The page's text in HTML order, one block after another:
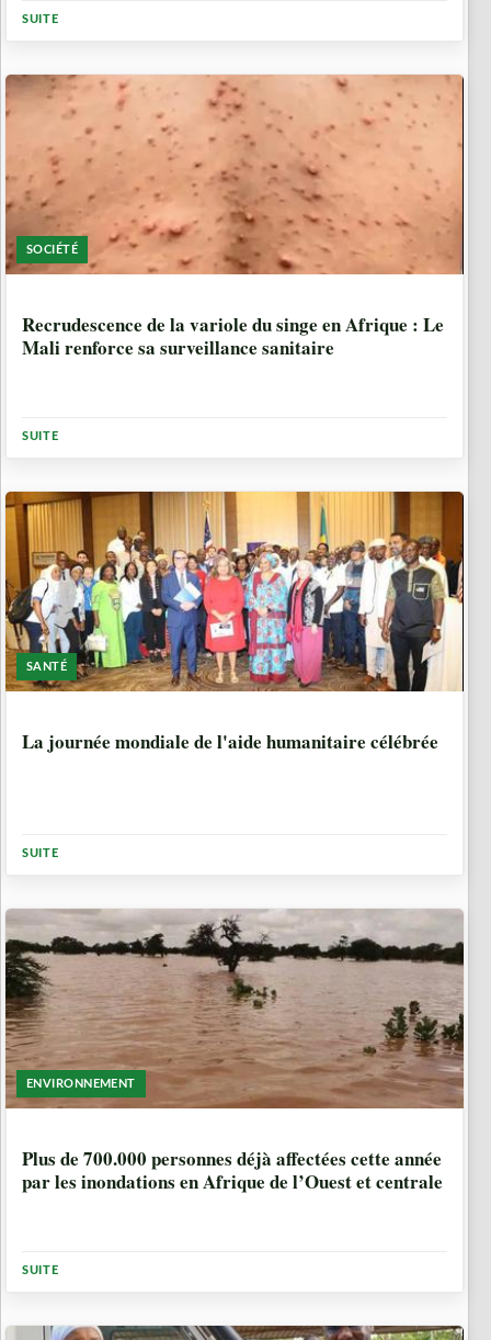
SUITE
SOCIÉTÉ
Recrudescence de la variole du singe en Afrique : Le
Mali renforce sa surveillance sanitaire
SUITE
SANTÉ
La journée mondiale de l'aide humanitaire célébrée
SUITE
ENVIRONNEMENT
Plus de 700.000 personnes déjà affectées cette année
par les inondations en Afrique de l’Ouest et centrale
SUITE